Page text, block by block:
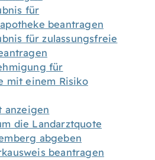
für
beantragen
für zulassungsfreie
für
mit einem Risiko
anzeigen
die Landarztquote
abgeben
beantragen